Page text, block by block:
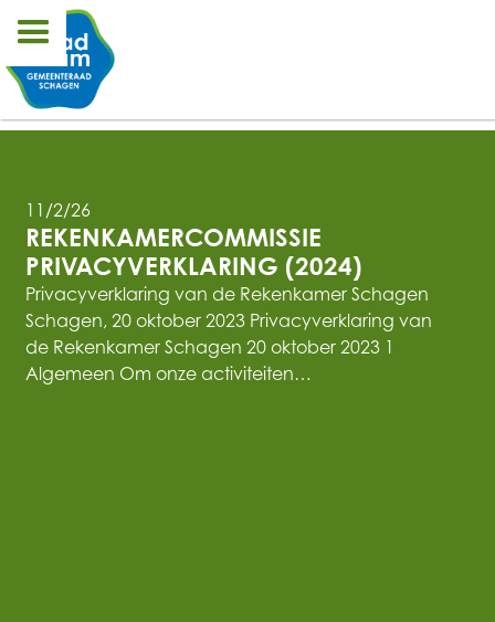
11/2/26
REKENKAMERCOMMISSIE
PRIVACYVERKLARING (2024)
Privacyverklaring van de Rekenkamer Schagen
Schagen, 20 oktober 2023 Privacyverklaring van
de Rekenkamer Schagen 20 oktober 2023 1
Algemeen Om onze activiteiten…